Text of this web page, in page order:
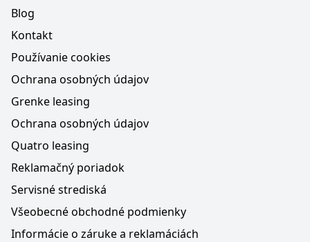
Blog
Kontakt
Používanie cookies
Ochrana osobných údajov
Grenke leasing
Ochrana osobných údajov
Quatro leasing
Reklamačný poriadok
Servisné strediská
Všeobecné obchodné podmienky
Informácie o záruke a reklamáciách